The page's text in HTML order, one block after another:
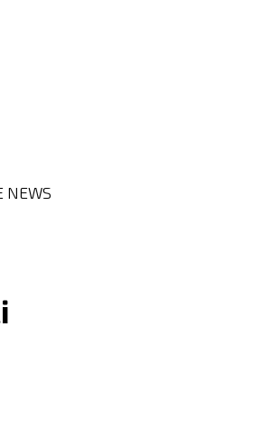
NEWS